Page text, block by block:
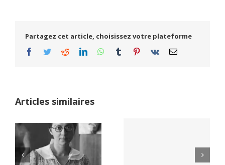
Partagez cet article, choisissez votre plateforme
Facebook
TwitterRedditLinkedInWhatsApp
Tumblr Pinterest
Vk Email
Articles similaires
Netflix Field of
Yaïr Golan : une